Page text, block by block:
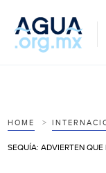
HOME